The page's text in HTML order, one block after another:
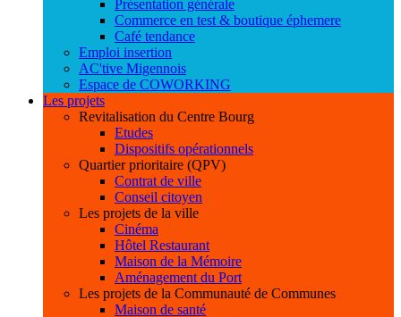
Présentation générale
Commerce en test & boutique éphemere
Café tendance
Emploi insertion
AC'tive Migennois
Espace de COWORKING
Les projets
Revitalisation du Centre Bourg
Etudes
Dispositifs opérationnels
Quartier prioritaire (QPV)
Contrat de ville
Conseil citoyen
Les projets de la ville
Cinéma
Hôtel Restaurant
Maison de la Mémoire
Aménagement du Port
Les projets de la Communauté de Communes
Maison de santé